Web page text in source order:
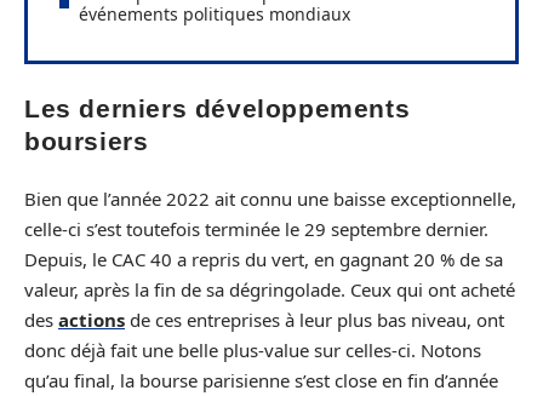
événements politiques mondiaux
Les derniers développements
boursiers
Bien que l’année 2022 ait connu une baisse exceptionnelle,
celle-ci s’est toutefois terminée le 29 septembre dernier.
Depuis, le CAC 40 a repris du vert, en gagnant 20 % de sa
valeur, après la fin de sa dégringolade. Ceux qui ont acheté
des actions de ces entreprises à leur plus bas niveau, ont
donc déjà fait une belle plus-value sur celles-ci. Notons
qu’au final, la bourse parisienne s’est close en fin d’année